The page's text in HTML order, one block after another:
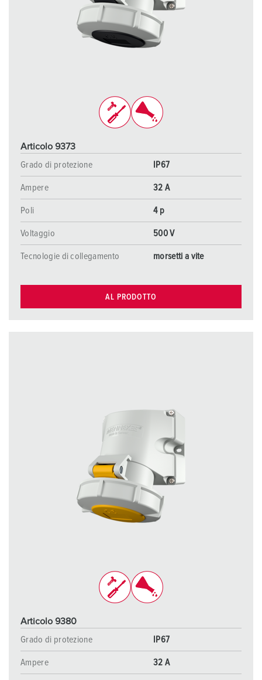
Articolo 9373
Grado di protezione
IP67
Ampere 32 A
Poli 4 p
Voltaggio 500 V
Tecnologie di collegamento morsetti a vite
AL PRODOTTO
Articolo 9380
Grado di protezione
IP67
Ampere 32 A